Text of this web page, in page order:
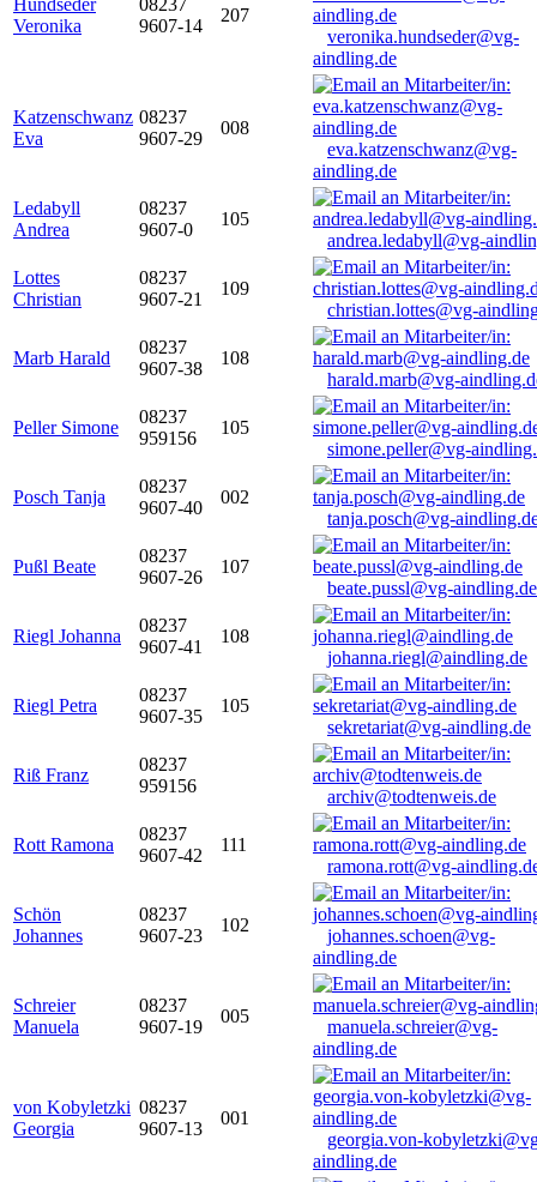
Hundseder
Veronika
08237
9607-14
207
veronika.hundseder@vg-
aindling.de
Katzenschwanz
Eva
08237
9607-29
008
eva.katzenschwanz@vg-
aindling.de
Ledabyll
Andrea
08237
9607-0
105
andrea.ledabyll@vg-
Lottes
Christian
08237
9607-21
109
christian.lottes@vg-
Marb Harald
08237
9607-38
108
harald.marb@vg-
Peller Simone
08237
959156
105
simone.peller@vg-
Posch Tanja
08237
9607-40
002
tanja.posch@vg-
Pußl Beate
08237
9607-26
107
beate.pussl@vg-aindling.de
Riegl Johanna
08237
9607-41
108
johanna.riegl@aindling.de
Riegl Petra
08237
9607-35
105
sekretariat@vg-aindling.de
Riß Franz
08237
959156
archiv@todtenweis.de
Rott Ramona
08237
9607-42
111
ramona.rott@vg-
Schön
Johannes
08237
9607-23
102
johannes.schoen@vg-
aindling.de
Schreier
Manuela
08237
9607-19
005
manuela.schreier@vg-
aindling.de
von Kobyletzki
Georgia
08237
9607-13
001
georgia.von-
aindling.de